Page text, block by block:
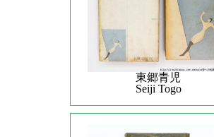
東郷青児
Seiji Togo